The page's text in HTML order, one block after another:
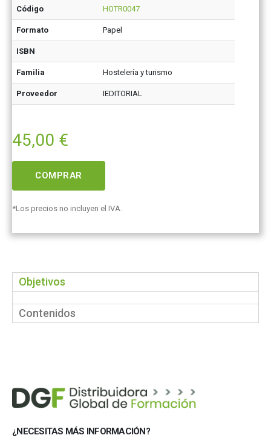
Código HOTR0047
Formato Papel
ISBN
Familia Hostelería y turismo
Proveedor IEDITORIAL
45,00 €
COMPRAR
*Los precios no incluyen el IVA.
Objetivos
Contenidos
¿NECESITAS MÁS INFORMACIÓN?